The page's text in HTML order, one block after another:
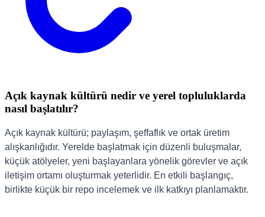
Açık kaynak kültürü nedir ve yerel topluluklarda
nasıl başlatılır?
Açık kaynak kültürü; paylaşım, şeffaflık ve ortak üretim
alışkanlığıdır. Yerelde başlatmak için düzenli buluşmalar,
küçük atölyeler, yeni başlayanlara yönelik görevler ve açık
iletişim ortamı oluşturmak yeterlidir. En etkili başlangıç,
birlikte küçük bir repo incelemek ve ilk katkıyı planlamaktır.